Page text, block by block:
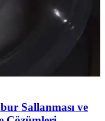
Sallanması ve